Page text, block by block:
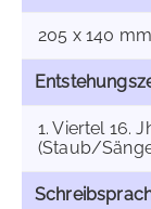
205 x 140 mm
1. Viertel 16.
(Staub/